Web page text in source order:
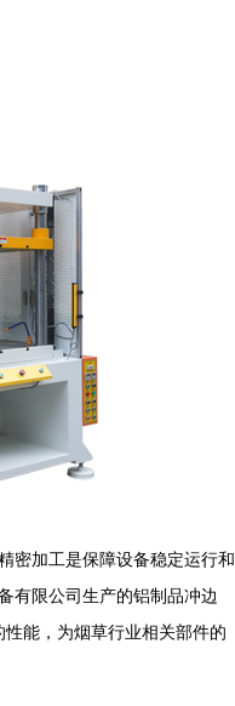
密加工是保障设备稳定运行和
有限公司生产的铝制品冲边
能，为烟草行业相关部件的